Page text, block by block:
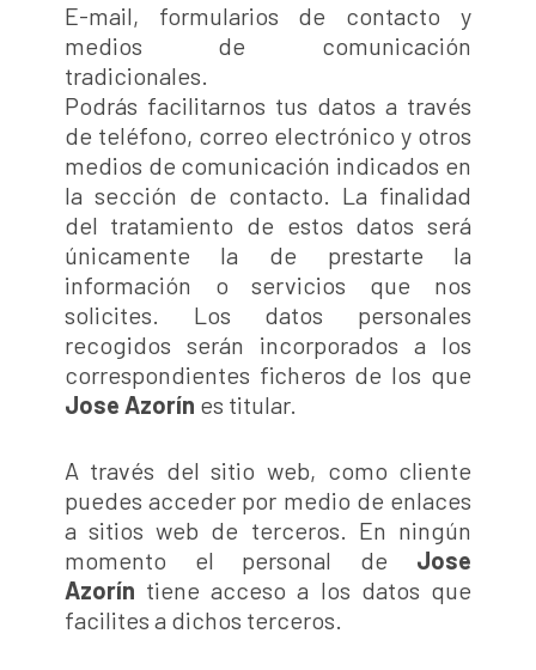
E-mail, formularios de contacto y
medios de comunicación
tradicionales.
Podrás facilitarnos tus datos a través
de teléfono, correo electrónico y otros
medios de comunicación indicados en
la sección de contacto. La finalidad
del tratamiento de estos datos será
únicamente la de prestarte la
información o servicios que nos
solicites. Los datos personales
recogidos serán incorporados a los
correspondientes ficheros de los que
Jose Azorín es titular.
A través del sitio web, como cliente
puedes acceder por medio de enlaces
a sitios web de terceros. En ningún
momento el personal de Jose
Azorín tiene acceso a los datos que
facilites a dichos terceros.